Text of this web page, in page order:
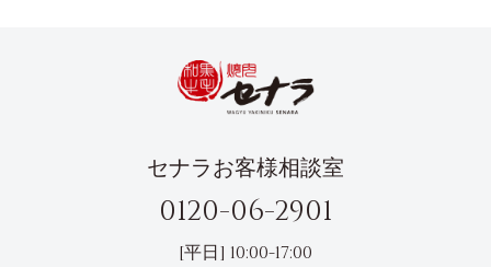
セナラお客様相談室
0120-06-2901
[平日] 10:00-17:00